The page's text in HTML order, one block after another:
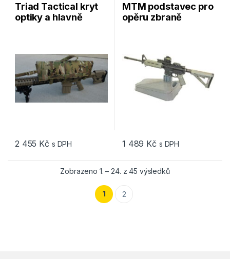
Triad Tactical kryt
optiky a hlavně
2 455 Kč s DPH
MTM podstavec pro
opěru zbraně
1 489 Kč s DPH
Zobrazeno 1. – 24. z 45 výsledkůSeřazeno od
1 2